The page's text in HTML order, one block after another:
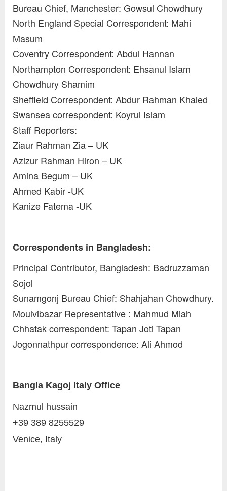
Bureau Chief, Manchester: Gowsul Chowdhury
North England Special Correspondent: Mahi
Masum
Coventry Correspondent: Abdul Hannan
Northampton Correspondent: Ehsanul Islam
Chowdhury Shamim
Sheffield Correspondent: Abdur Rahman Khaled
Swansea correspondent: Koyrul Islam
Staff Reporters:
Ziaur Rahman Zia – UK
Azizur Rahman Hiron – UK
Amina Begum – UK
Ahmed Kabir -UK
Kanize Fatema -UK
Correspondents in Bangladesh:
Principal Contributor, Bangladesh: Badruzzaman
Sojol
Sunamgonj Bureau Chief: Shahjahan Chowdhury.
Moulvibazar Representative : Mahmud Miah
Chhatak correspondent: Tapan Joti Tapan
Jogonnathpur correspondence: Ali Ahmod
Bangla Kagoj Italy Office
Nazmul hussain
+39 389 8255529
Venice, Italy